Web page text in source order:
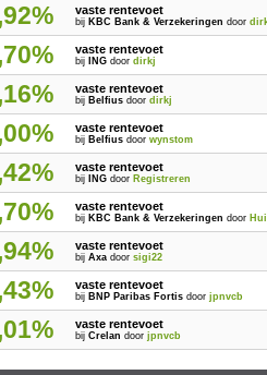
vaste rentevoet
bij KBC Bank & Verzekeringen door
vaste rentevoet
bij ING doordirkj
vaste rentevoet
bij Belfius doordirkj
vaste rentevoet
bij Belfius doorwynstom
vaste rentevoet
bij ING door Registreren
vaste rentevoet
bij KBC Bank & Verzekeringen door
vaste rentevoet
bijAxa doorsigi22
vaste rentevoet
bij BNP Paribas Fortis doorjpnvcb
vaste rentevoet
bijCrelan doorjpnvcb